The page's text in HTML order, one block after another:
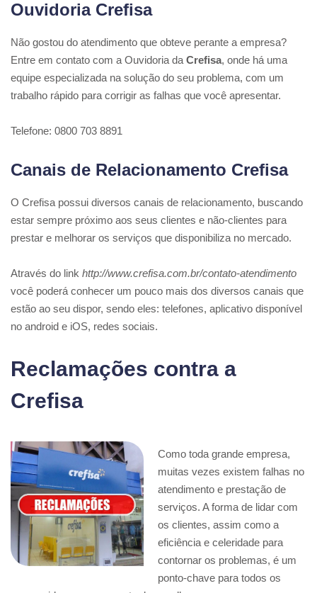
Ouvidoria Crefisa
Não gostou do atendimento que obteve perante a empresa?
Entre em contato com a Ouvidoria da Crefisa, onde há uma
equipe especializada na solução do seu problema, com um
trabalho rápido para corrigir as falhas que você apresentar.
Telefone: 0800 703 8891
Canais de Relacionamento Crefisa
O Crefisa possui diversos canais de relacionamento, buscando
estar sempre próximo aos seus clientes e não-clientes para
prestar e melhorar os serviços que disponibiliza no mercado.
Através do link http://www.crefisa.com.br/contato-atendimento
você poderá conhecer um pouco mais dos diversos canais que
estão ao seu dispor, sendo eles: telefones, aplicativo disponível
no android e iOS, redes sociais.
Reclamações contra a
Crefisa
Como toda grande empresa,
muitas vezes existem falhas no
atendimento e prestação de
serviços. A forma de lidar com
os clientes, assim como a
eficiência e celeridade para
contornar os problemas, é um
ponto-chave para todos os